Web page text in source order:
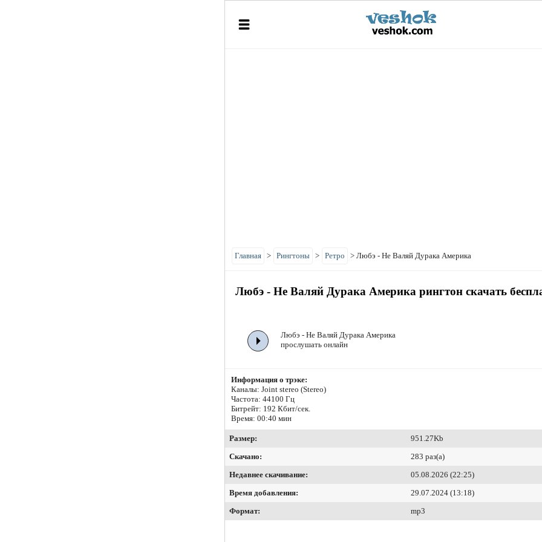
Главная > Рингтоны > Ретро > Любэ - Не Валяй Дурака Америка
Любэ - Не Валяй Дурака Америка рингтон скачать
Любэ - Не Валяй Дурака Америка
прослушать онлайн
Информация о трэке:
Каналы: Joint stereo (Stereo)
Частота: 44100 Гц
Битрейт: 192 Кбит/сек.
Время: 00:40 мин
Размер:
951.27Kb
Скачано:
283 раз(а)
Недавнее скачивание:
05.08.2026 (22:25)
Время добавления:
29.07.2024 (13:18)
Формат:
mp3